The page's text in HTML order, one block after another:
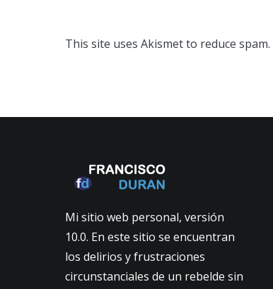
This site uses Akismet to reduce spam.
Mi sitio web personal, versión
10.0. En este sitio se encuentran
los delirios y frustraciones
circunstanciales de un rebelde sin